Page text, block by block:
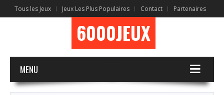
Tous les Jeux Jeux Les Plus Populaires Contact Partenaires
6000JEUX
MENU